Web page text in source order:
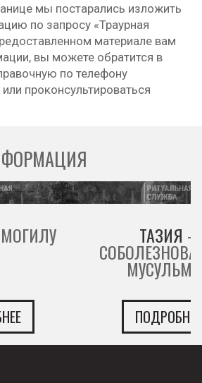
мы постарались изложить
по запросу «Траурная
материале вам
вы можете обратится в
по телефону
или проконсультироваться
ТАЗИЯ –
ПОДРОБНЕЕ